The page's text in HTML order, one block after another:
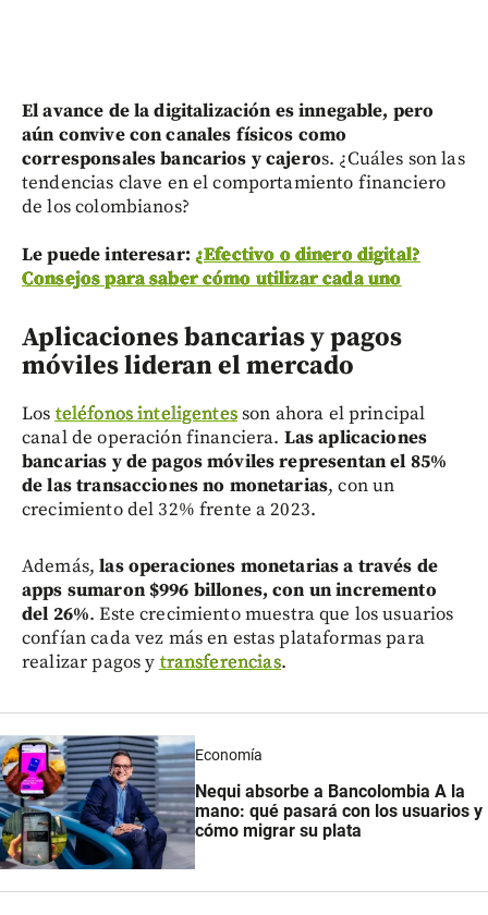
El avance de la digitalización es innegable, pero
aún convive con canales físicos como
corresponsales bancarios y cajeros. ¿Cuáles son las
tendencias clave en el comportamiento financiero
de los colombianos?
Le puede interesar: ¿Efectivo o dinero digital?
Consejos para saber cómo utilizar cada uno
Aplicaciones bancarias y pagos
móviles lideran el mercado
Los teléfonos inteligentesson ahora el principal
canal de operación financiera. Las aplicaciones
bancarias y de pagos móviles representan el 85%
de las transacciones no monetarias, con un
crecimiento del 32% frente a 2023.
Además,las operaciones monetarias a través de
apps sumaron $996 billones, con un incremento
del 26%. Este crecimiento muestra que los usuarios
confían cada vez más en estas plataformas para
realizar pagos y transferencias.
Economía
Nequi absorbe a Bancolombia A la
mano: qué pasará con los usuarios y
cómo migrar su plata